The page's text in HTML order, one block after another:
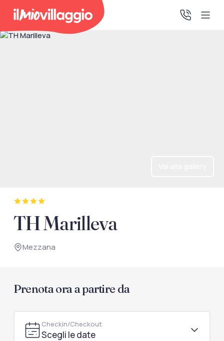
Accedi alla tua area riservata per vedere i tuoi preventivi
e le tue pratiche, gestire i pagamenti e scaricare i tuoi
documenti di viaggio.
TH Marilleva
Mezzana
Prenota ora a partire da
Checkin/Checkout
Scegli le date